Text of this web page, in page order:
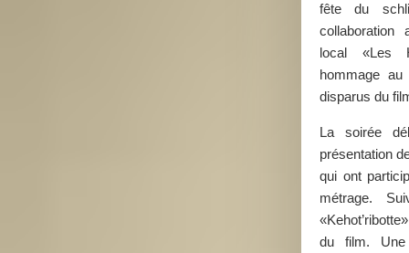
fête du
collaboration
local «Les
hommage
disparus du
La soirée
présentation
qui ont
métrage.
du film. Une